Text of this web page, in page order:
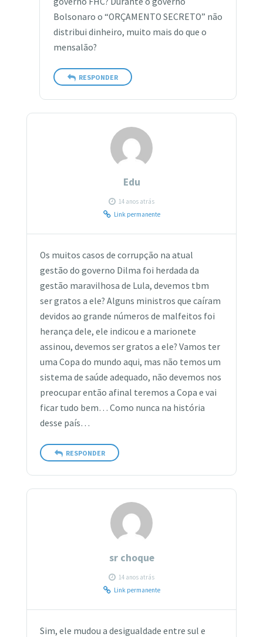
Bolsonaro o “ORÇAMENTO SECRETO” não
distribui dinheiro, muito mais do que o
mensalão?
RESPONDER
Edu
14 anos atrás
Link permanente
Os muitos casos de corrupção na atual
gestão do governo Dilma foi herdada da
gestão maravilhosa de Lula, devemos tbm
ser gratos a ele? Alguns ministros que caíram
devidos ao grande números de malfeitos foi
herança dele, ele indicou e a marionete
assinou, devemos ser gratos a ele? Vamos ter
uma Copa do mundo aqui, mas não temos um
sistema de saúde adequado, não devemos nos
preocupar então afinal teremos a Copa e vai
ficar tudo bem… Como nunca na história
desse país…
RESPONDER
sr choque
14 anos atrás
Link permanente
Sim, ele mudou a desigualdade entre sul e